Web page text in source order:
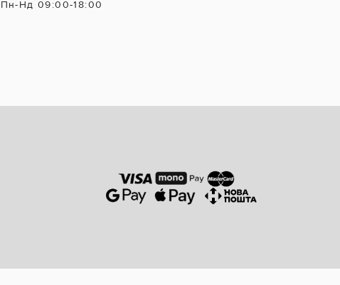
Пн-Нд 09:00-18:00